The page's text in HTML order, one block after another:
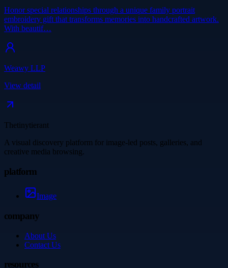
Honor special relationships through a unique family portrait
embroidery gift that transforms memories into handcrafted artwork.
With beautif…
Weawy LLP
View detail
Thetinytierant
A visual discovery platform for image-led posts, galleries, and
creative media browsing.
platform
Image
company
About Us
Contact Us
resources